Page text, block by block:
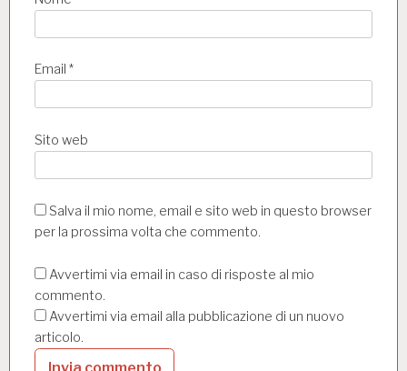
Email *
Sito web
Salva il mio nome, email e sito web in questo browser
per la prossima volta che commento.
Avvertimi via email in caso di risposte al mio
commento.
Avvertimi via email alla pubblicazione di un nuovo
articolo.